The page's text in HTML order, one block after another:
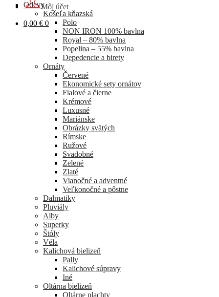
Môj účet
0,00 € 0
Odevy
Košeľa kňazská
Polo
NON IRON 100% bavlna
Royal – 80% bavlna
Popelina – 55% bavlna
Depedencie a birety
Ornáty
Červené
Ekonomické sety ornátov
Fialové a čierne
Krémové
Luxusné
Mariánske
Obrázky svätých
Rímske
Ružové
Svadobné
Zelené
Zlaté
Vianočné a adventné
Veľkonočné a pôstne
Dalmatiky
Pluviály
Alby
Superky
Štóly
Véla
Kalichová bielizeň
Pally
Kalichové súpravy
Iné
Oltárna bielizeň
Oltárne plachty